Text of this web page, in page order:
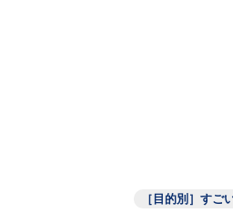
［目的別］すご